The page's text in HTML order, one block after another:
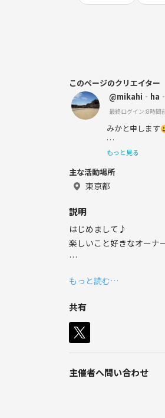
このページのクリエイター
@mikahi‐ha‐
最終ログイン:8時間
みかと申します
カフェと飲みが
様々なお店を開
ことに興味があ
もっと見る
主な活動場所
東京都
説明
はじめまして♪
楽しいこと好きなオーナ
20代・30代が中心で、初
レンタルスペースでの
🙌こんな方も大歓迎🙌
・会社外の人や友達のつ
・人見知りだけど、ちょ
もっと読む…
共有
主催者へ問い合わせ